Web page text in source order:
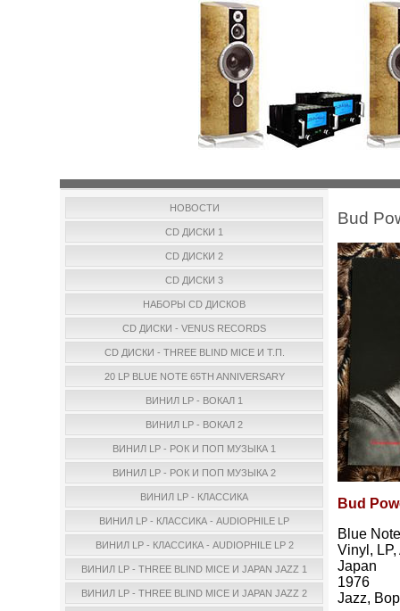
НОВОСТИ
CD ДИСКИ 1
CD ДИСКИ 2
CD ДИСКИ 3
НАБОРЫ CD ДИСКОВ
CD ДИСКИ - VENUS RECORDS
CD ДИСКИ - THREE BLIND MICE И Т.П.
20 LP BLUE NOTE 65TH ANNIVERSARY
ВИНИЛ LP - ВОКАЛ 1
ВИНИЛ LP - ВОКАЛ 2
ВИНИЛ LP - РОК И ПОП МУЗЫКА 1
ВИНИЛ LP - РОК И ПОП МУЗЫКА 2
ВИНИЛ LP - КЛАССИКА
ВИНИЛ LP - КЛАССИКА - AUDIOPHILE LP
ВИНИЛ LP - КЛАССИКА - AUDIOPHILE LP 2
ВИНИЛ LP - THREE BLIND MICE И JAPAN JAZZ 1
ВИНИЛ LP - THREE BLIND MICE И JAPAN JAZZ 2
Bud
Bud
Blue
Vinyl,
Japan
1976
Jazz, Bop